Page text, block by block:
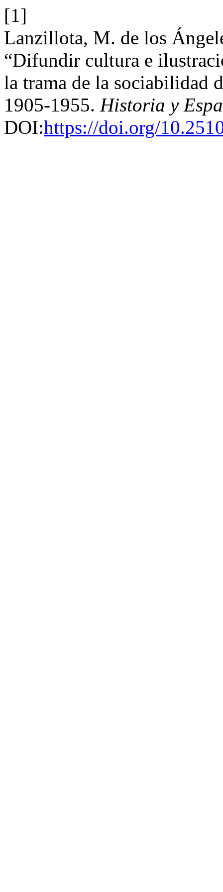
[1]
Lanzillota, M. de los
“Difundir cultura e
la trama de la sociabilidad
1905-1955. Historia y
DOI:https://doi.org/